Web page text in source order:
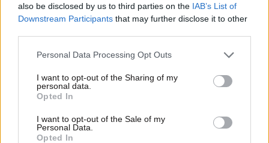
also be disclosed by us to third parties on the IAB’s List of
Downstream Participants that may further disclose it to other
Please note that this website/app uses one or more Google
not limited to your visit or usage behaviour. You may click to
grant or deny consent to Google and its third-party tags to
use your data for below specified purposes in below Google
consent section.
Personal Data Processing Opt Outs
I want to opt-out of the Sharing of my
personal data.
Opted In
I want to opt-out of the Sale of my
Personal Data.
Opted In